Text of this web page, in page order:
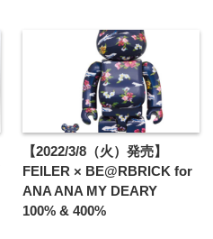
【2022/3/8（火）発売】
FEILER × BE@RBRICK for
ANA ANA MY DEARY
100% & 400%